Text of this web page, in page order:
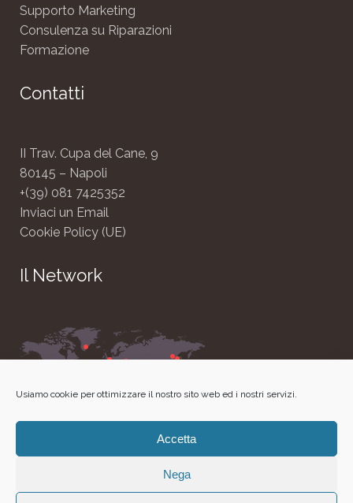
Usiamo cookie per ottimizzare il nostro sito web ed i nostri servizi.
Accetta
Nega
Supporto Marketing
Consulenza su Riparazioni
Formazione
Contatti
II Trav. Cupa del Cane, 9
80145 – Napoli
+(39) 081 7425352
Inviaci un Email
Cookie Policy (UE)
Il Network